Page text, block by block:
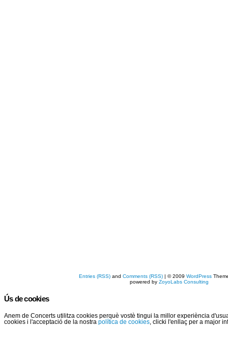
Entries (RSS) andComments (RSS) | © 2009WordPress
powered byZoyoLabs Consulting
Ús de cookies
Anem de Concerts utilitza cookies perquè vostè tingui la millor experiència
cookies i l'acceptació de la nostra política de cookies , clicki l'enllaç per a major